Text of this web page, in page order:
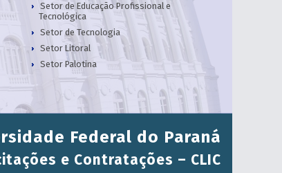
Setor de Educação Profissional e
Tecnológica
Setor de Tecnologia
Setor Litoral
Setor Palotina
Federal do Paraná
e Contratações – CLIC